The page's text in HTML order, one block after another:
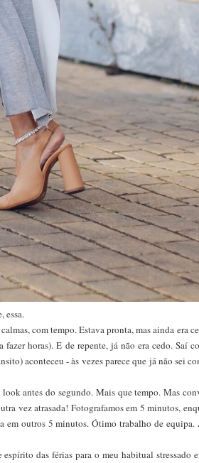
essa.
com tempo. Estava pronta, mas ainda era
horas). E de repente, já não era cedo. Saí
aconteceu - às vezes parece que já não sei
antes do segundo. Mais que tempo. Mas
vez atrasada! Fotografamos em 5 minutos,
outros 5 minutos. Ótimo trabalho de equipa.
das férias para o meu habitual stressado